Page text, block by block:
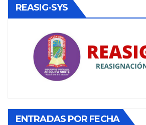
REASIG-SYS
ENTRADAS POR FECHA